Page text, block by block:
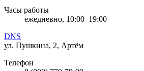
Часы работы
ежедневно, 10:00–19:00
DNS
ул. Пушкина, 2, Артём
Телефон